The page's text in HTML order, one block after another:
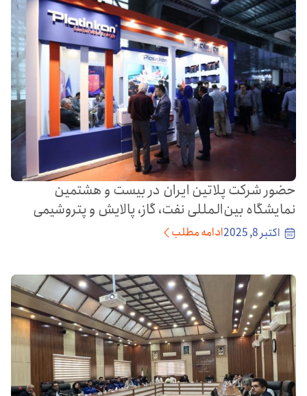
حضور شرکت پلاتین ایران در بیست و هشتمین
نمایشگاه بین‌المللی نفت، گاز، پالایش و پتروشیمی
اکتبر 8, 2025 ادامه مطلب